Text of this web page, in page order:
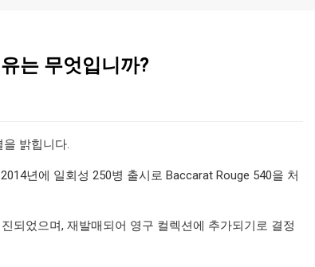
는 무엇입니까?
밝힙니다.
년에 일회성 250병 출시로 Baccarat Rouge 540을 처
되었으며, 재발매되어 영구 컬렉션에 추가되기로 결정